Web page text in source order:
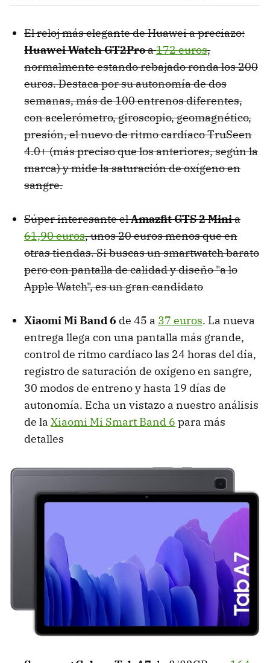
El reloj más elegante de Huawei a preciazo:
Huawei Watch GT2Proa172 euros,
normalmente estando rebajado ronda los 200
euros. Destaca por su autonomía de dos
semanas, más de 100 entrenos diferentes,
con acelerómetro, giroscopio, geomagnético,
presión, el nuevo de ritmo cardíaco TruSeen
4.0+ (más preciso que los anteriores, según la
marca) y mide la saturación de oxígeno en
sangre.
Súper interesante elAmazfit GTS 2 Minia
61,90 euros, unos 20 euros menos que en
otras tiendas. Si buscas un smartwatch barato
pero con pantalla de calidad y diseño "a lo
Apple Watch", es un gran candidato
Xiaomi Mi Band 6 de 45 a 37 euros. La nueva
entrega llega con una pantalla más grande,
control de ritmo cardíaco las 24 horas del día,
registro de saturación de oxígeno en sangre,
30 modos de entreno y hasta 19 días de
autonomía. Echa un vistazo a nuestro análisis
de la Xiaomi Mi Smart Band 6 para más
detalles